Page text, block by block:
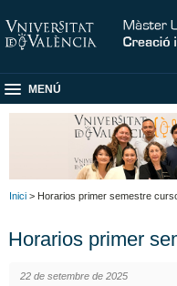
MENÚ
Inici > Horarios primer semestre
Horarios primer
22 de setembre de 2025